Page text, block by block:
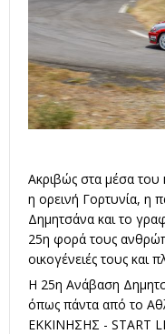
Ακριβώς στα μέσα του
η ορεινή Γορτυνία, η
Δημητσάνα και το
25η φορά τους
οικογένειές τους και
Η 25η Ανάβαση
όπως πάντα από το
ΕΚΚΙΝΗΣΗΣ - START